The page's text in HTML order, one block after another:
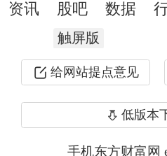
美元，创下
历史新高
科技成长板块，代
半导体ETF、
ETF、三倍做多科
做多SanDisk和特斯
资讯 股吧 数据
触屏版
给网站提点意见
低版本
手机东方财富网